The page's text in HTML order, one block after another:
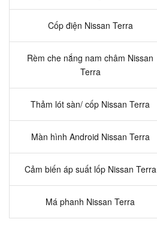
Cốp điện Nissan Terra
Rèm che nắng nam châm Nissan
Terra
Thảm lót sàn/ cốp Nissan Terra
Màn hình Android Nissan Terra
Cảm biến áp suất lốp Nissan Terra
Má phanh Nissan Terra